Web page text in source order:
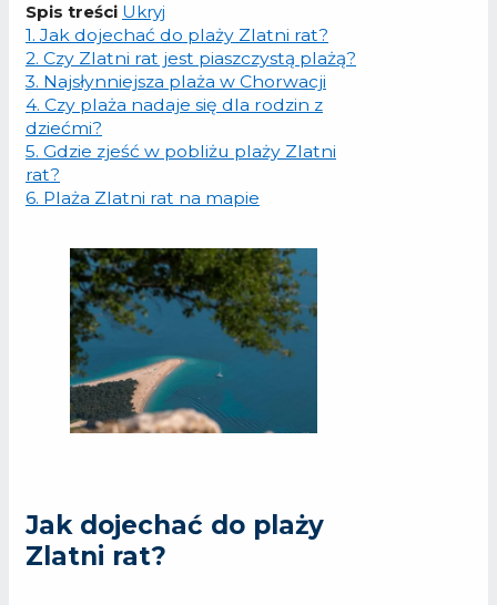
Spis treści Ukryj
1. Jak dojechać do plaży Zlatni rat?
2. Czy Zlatni rat jest piaszczystą plażą?
3. Najsłynniejsza plaża w Chorwacji
4. Czy plaża nadaje się dla rodzin z
dziećmi?
5. Gdzie zjeść w pobliżu plaży Zlatni
rat?
6. Plaża Zlatni rat na mapie
Jak dojechać do plaży
Zlatni rat?